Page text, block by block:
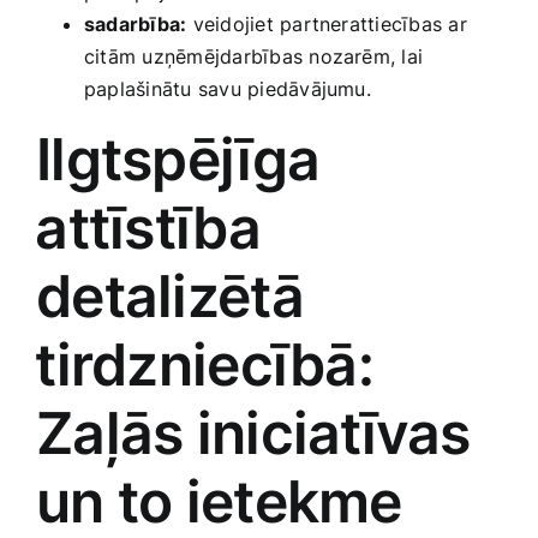
sadarbība: veidojiet partnerattiecības ar
‍citām uzņēmējdarbības ‍nozarēm, ‌lai
paplašinātu savu piedāvājumu.
Ilgtspējīga
⁣attīstība
‌detalizētā
⁤tirdzniecībā:
Zaļās iniciatīvas
un to ietekme